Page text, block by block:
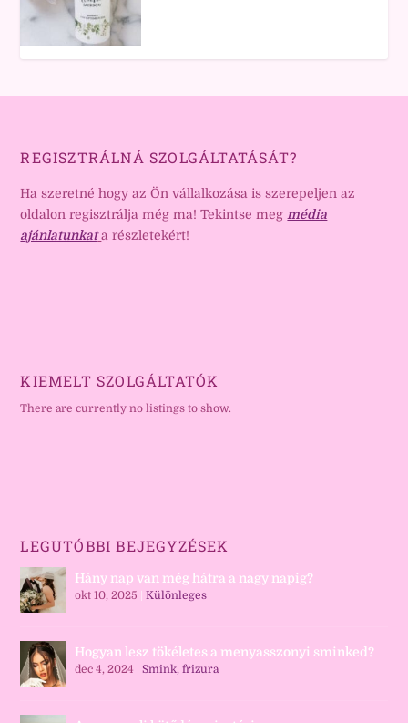
REGISZTRÁLNÁ SZOLGÁLTATÁSÁT?
Ha szeretné hogy az Ön vállalkozása is szerepeljen az
oldalon regisztrálja még ma! Tekintse megmédia
ajánlatunkat a részletekért!
KIEMELT SZOLGÁLTATÓK
There are currently no listings to show.
LEGUTÓBBI BEJEGYZÉSEK
Hány nap van még hátra a nagy napig?
okt 10, 2025 |Különleges
Hogyan lesz tökéletes a menyasszonyi sminked?
dec 4, 2024 |Smink, frizura